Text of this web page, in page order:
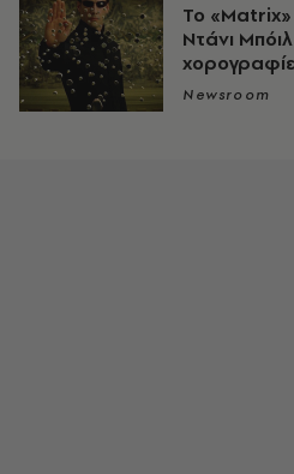
Το «Matrix»
Ντάνι
Newsroom